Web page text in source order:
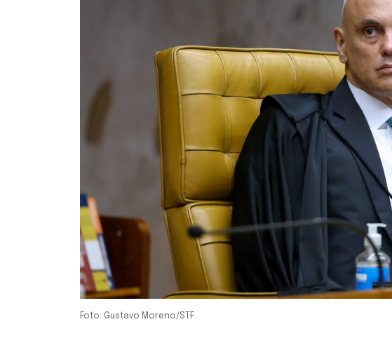
Foto: Gustavo Moreno/STF